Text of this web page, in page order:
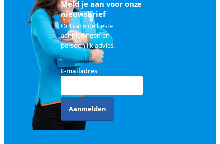
Meld je aan voor onze
nieuwsbrief
Ontvang de beste
aanbiedingen en
persoonlijk advies.
E-mailadres
Aanmelden